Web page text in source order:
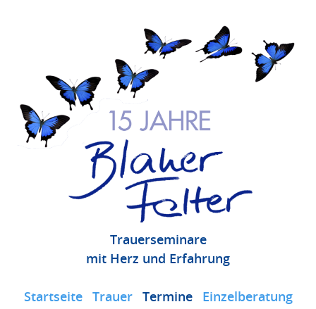
Trauerseminare
mit Herz und Erfahrung
Startseite Trauer Termine
Einzelberatung